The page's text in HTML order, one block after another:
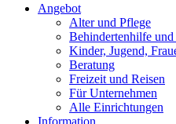
Angebot
Alter und Pflege
Behindertenhilfe
Kinder, Jugend,
Beratung
Freizeit und Reisen
Für Unternehmen
Alle Einrichtungen
Information